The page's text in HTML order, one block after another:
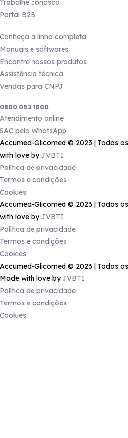
Trabalhe conosco
Portal B2B
Conheça a linha completa
Manuais e softwares
Encontre nossos produtos
Assistência técnica
Vendas para CNPJ
0800 052 1600
Atendimento online
SAC pelo WhatsApp
Accumed-Glicomed © 2023 | Todos
with love byJVBTI
Política de privacidade
Termos e condições
Cookies
Accumed-Glicomed © 2023 | Todos
with love byJVBTI
Política de privacidade
Termos e condições
Cookies
Accumed-Glicomed © 2023 | Todos
Made with love byJVBTI
Política de privacidade
Termos e condições
Cookies